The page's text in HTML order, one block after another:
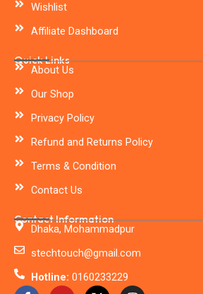
Wishlist
Affiliate Dashboard
Quick Links
About Us
Our Shop
Privacy Policy
Refund and Returns Policy
Terms & Condition
Contact Us
Contact Information
Dhaka, Mohammadpur
stechtouch@gmail.com
Hotline: 0160233229
F Y X I